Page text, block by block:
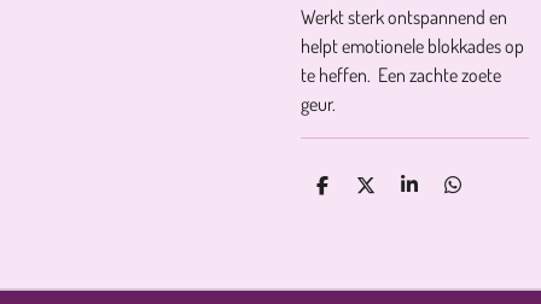
Werkt sterk ontspannend en
helpt emotionele blokkades op
te heffen. Een zachte zoete
geur.
D
D
S
D